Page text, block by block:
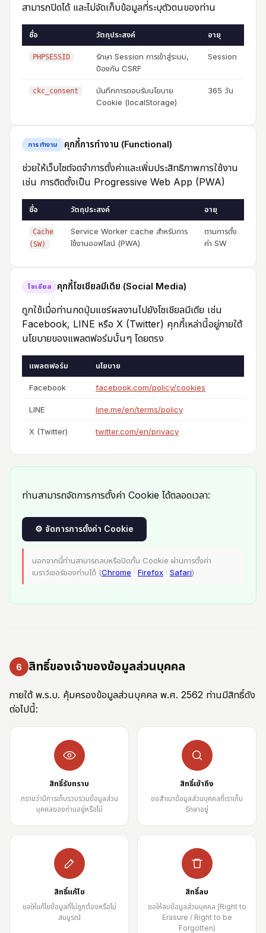
สามารถปิดได้ และไม่จัดเก็บข้อมูลที่ระบุตัวตนของท่าน
ชื่อ วัตถุประสงค์ อายุ
PHPSESSID
รักษา Session การเข้าสู่ระบบ,
ป้องกัน CSRF
Session
ckc_consent
บันทึกการตอบรับนโยบาย
Cookie (localStorage)
365 วัน
การทำงาน คุกกี้การทำงาน (Functional)
ช่วยให้เว็บไซต์จดจำการตั้งค่าและเพิ่มประสิทธิภาพการใช้งาน
เช่น การติดตั้งเป็น Progressive Web App (PWA)
ชื่อ วัตถุประสงค์ อายุ
Cache
(SW)
Service Worker cache สำหรับการ
ใช้งานออฟไลน์ (PWA)
ตามการตั้ง
ค่า SW
โซเชียล คุกกี้โซเชียลมีเดีย (Social Media)
ถูกใช้เมื่อท่านกดปุ่มแชร์ผลงานไปยังโซเชียลมีเดีย เช่น
Facebook, LINE หรือ X (Twitter) คุกกี้เหล่านี้อยู่ภายใต้
นโยบายของแพลตฟอร์มนั้นๆ โดยตรง
แพลตฟอร์ม นโยบาย
Facebook facebook.com/policy/cookies
LINE line.me/en/terms/policy
X (Twitter) twitter.com/en/privacy
ท่านสามารถจัดการการตั้งค่า Cookie ได้ตลอดเวลา:
⚙️ จัดการการตั้งค่า Cookie
นอกจากนี้ท่านสามารถลบหรือปิดกั้น Cookie ผ่านการตั้งค่า
เบราว์เซอร์ของท่านได้ (Chrome · Firefox · Safari)
6 สิทธิ์ของเจ้าของข้อมูลส่วนบุคคล
ภายใต้ พ.ร.บ. คุ้มครองข้อมูลส่วนบุคคล พ.ศ. 2562 ท่านมีสิทธิ์ดัง
ต่อไปนี้:
สิทธิ์รับทราบ
ทราบว่ามีการเก็บรวบรวมข้อมูลส่วน
บุคคลของท่านอยู่หรือไม่
สิทธิ์เข้าถึง
ขอสำเนาข้อมูลส่วนบุคคลที่เราเก็บ
รักษาอยู่
สิทธิ์แก้ไข
ขอให้แก้ไขข้อมูลที่ไม่ถูกต้องหรือไม่
สมบูรณ์
สิทธิ์ลบ
ขอให้ลบข้อมูลส่วนบุคคล (Right to
Erasure / Right to be
Forgotten)